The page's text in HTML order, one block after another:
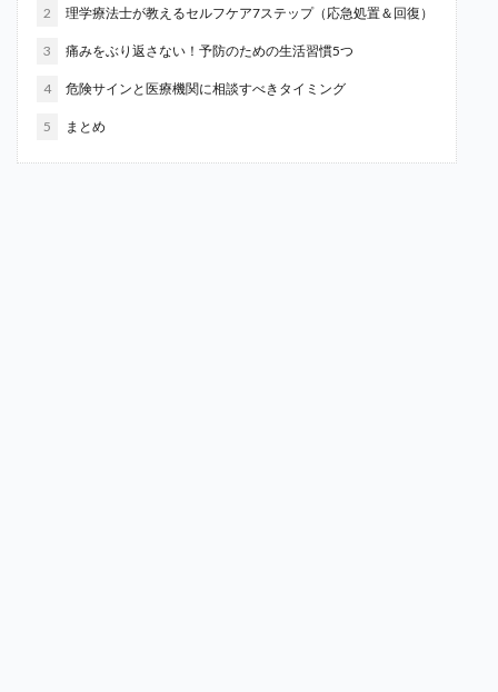
2 理学療法士が教えるセルフケア7ステップ（応急処置＆回復）
3 痛みをぶり返さない！予防のための生活習慣5つ
4 危険サインと医療機関に相談すべきタイミング
5 まとめ